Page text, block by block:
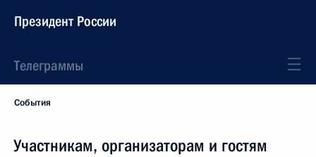
Президент России
Телеграммы
События
Участникам, организаторам и гостям